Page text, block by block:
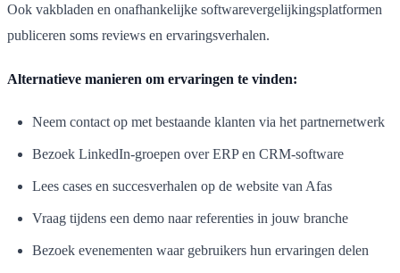
Ook vakbladen en onafhankelijke softwarevergelijkingsplatformen
publiceren soms reviews en ervaringsverhalen.
Alternatieve manieren om ervaringen te vinden:
Neem contact op met bestaande klanten via het partnernetwerk
Bezoek LinkedIn-groepen over ERP en CRM-software
Lees cases en succesverhalen op de website van Afas
Vraag tijdens een demo naar referenties in jouw branche
Bezoek evenementen waar gebruikers hun ervaringen delen